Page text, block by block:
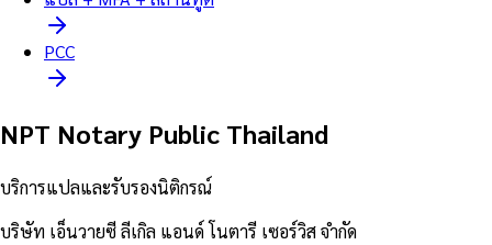
PCC
NPT Notary Public Thailand
บริการแปลและรับรองนิติกรณ์
บริษัท เอ็นวายซี ลีเกิล แอนด์ โนตารี เซอร์วิส จำกัด